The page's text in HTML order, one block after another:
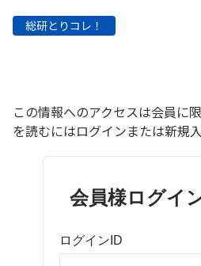
NEAとは
お問い合わせ
総研とりコレ！
この情報へのアクセスは会員に
を読むにはログインまたは新規
会員様ログイ
ログインID